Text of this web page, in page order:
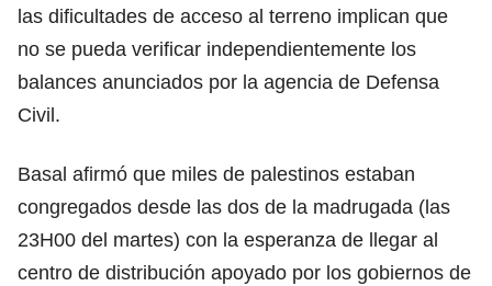
las dificultades de acceso al terreno implican que
no se pueda verificar independientemente los
balances anunciados por la agencia de Defensa
Civil.
Basal afirmó que miles de palestinos estaban
congregados desde las dos de la madrugada (las
23H00 del martes) con la esperanza de llegar al
centro de distribución apoyado por los gobiernos de